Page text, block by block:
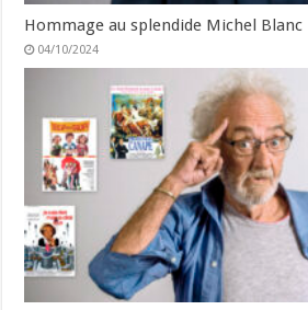
Hommage au splendide Michel Blanc
04/10/2024